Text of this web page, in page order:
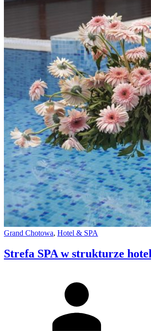
Categories:
Grand Chotowa, Hotel & SPA
Strefa SPA w strukturze